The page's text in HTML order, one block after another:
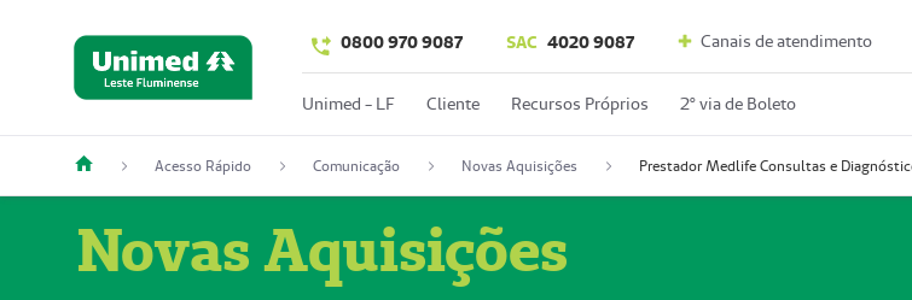
0800 970 9087 SAC 4020 9087 Canais de atendimento
Unimed - LF Cliente Recursos Próprios 2º via de Boleto
Acesso Rápido Comunicação Novas Aquisições
Novas Aquisições